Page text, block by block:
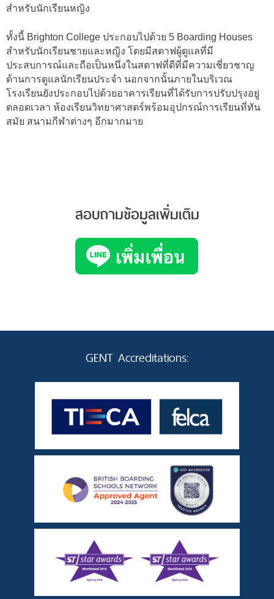
สำหรับนักเรียนหญิง
ทั้งนี้ Brighton College ประกอบไปด้วย 5 Boarding Houses
สำหรับนักเรียนชายและหญิง โดยมีสตาฟผู้ดูแลที่มี
ประสบการณ์และถือเป็นหนึ่งในสตาฟที่ดีที่มีความเชี่ยวชาญ
ด้านการดูแลนักเรียนประจำ นอกจากนั้นภายในบริเวณ
โรงเรียนยังประกอบไปด้วยอาคารเรียนที่ได้รับการปรับปรุงอยู่
ตลอดเวลา ห้องเรียนวิทยาศาสตร์พร้อมอุปกรณ์การเรียนที่ทัน
สมัย สนามกีฬาต่างๆ อีกมากมาย
สอบถามข้อมูลเพิ่มเติม
GENT Accreditations: